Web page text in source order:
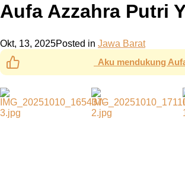
Aufa Azzahra Putri
Okt, 13, 2025Posted in Jawa Barat
Aku mendukung